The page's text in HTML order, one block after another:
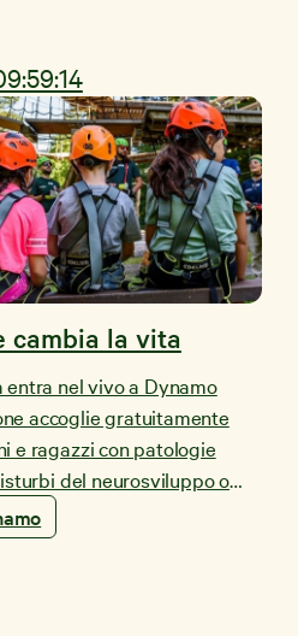
cambia la vita
nel vivo a Dynamo
accoglie gratuitamente
e ragazzi con patologie
del neurosviluppo o
per vivere esperienze di
in sicurezza,